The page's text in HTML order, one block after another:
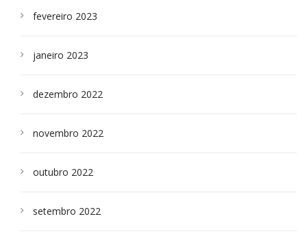
fevereiro 2023
janeiro 2023
dezembro 2022
novembro 2022
outubro 2022
setembro 2022